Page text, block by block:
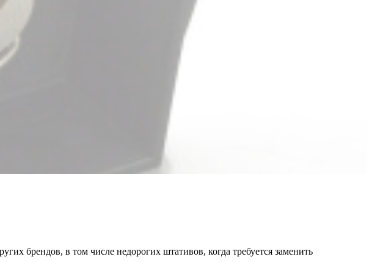
брендов, в том числе недорогих штативов, когда требуется заменить